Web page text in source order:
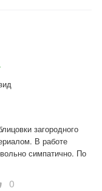
загородного
В работе
симпатично. По
0